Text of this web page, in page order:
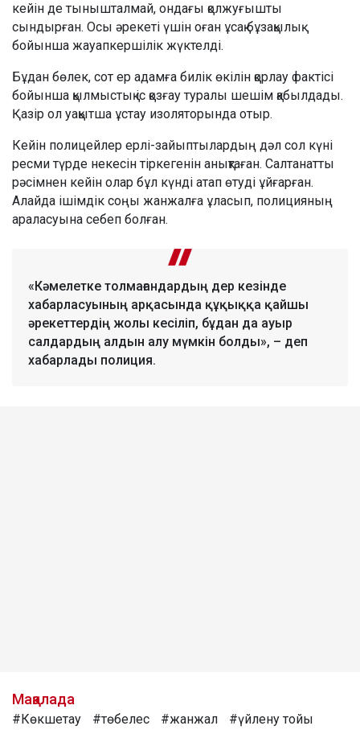
кейін де тынышталмай, ондағы қолжуғышты
сындырған. Осы әрекеті үшін оған ұсақ бұзақылық
бойынша жауапкершілік жүктелді.
Бұдан бөлек, сот ер адамға билік өкілін қорлау фактісі
бойынша қылмыстық іс қозғау туралы шешім қабылдады.
Қазір ол уақытша ұстау изоляторында отыр.
Кейін полицейлер ерлі-зайыптылардың дәл сол күні
ресми түрде некесін тіркегенін анықтаған. Салтанатты
рәсімнен кейін олар бұл күнді атап өтуді ұйғарған.
Алайда ішімдік соңы жанжалға ұласып, полицияның
араласуына себеп болған.
«Кәмелетке толмағандардың дер кезінде
хабарласуының арқасында құқыққа қайшы
әрекеттердің жолы кесіліп, бұдан да ауыр
салдардың алдын алу мүмкін болды», – деп
хабарлады полиция.
Мақалада
#Көкшетау #төбелес #жанжал
#үйлену тойы